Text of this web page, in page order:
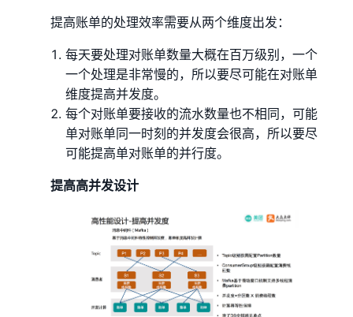
提高账单的处理效率需要从两个维度出发：
每天要处理对账单数量大概在百万级别，一个
一个处理是非常慢的，所以要尽可能在对账单
维度提高并发度。
每个对账单要接收的流水数量也不相同，可能
单对账单同一时刻的并发度会很高，所以要尽
可能提高单对账单的并行度。
提高高并发设计